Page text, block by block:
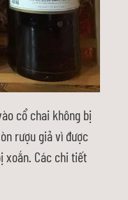
cổ chai không bị
rượu giả vì được
xoắn. Các chi tiết